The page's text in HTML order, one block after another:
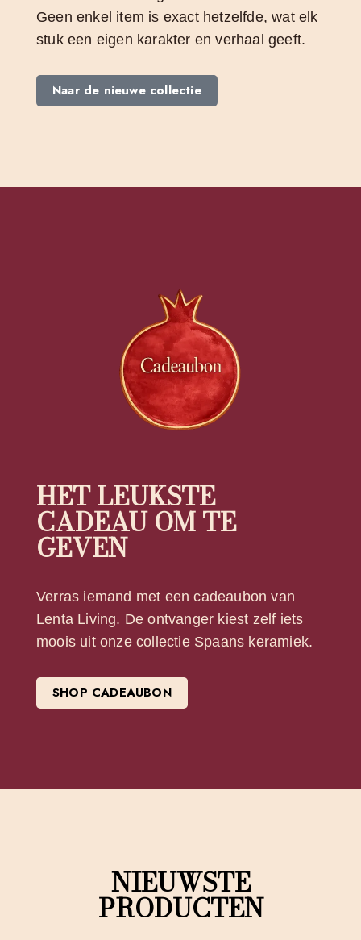
Geen enkel item is exact hetzelfde, wat elk
stuk een eigen karakter en verhaal geeft.
Naar de nieuwe collectie
HET LEUKSTE
CADEAU OM TE
GEVEN
Verras iemand met een cadeaubon van
Lenta Living. De ontvanger kiest zelf iets
moois uit onze collectie Spaans keramiek.
SHOP CADEAUBON
NIEUWSTE
PRODUCTEN